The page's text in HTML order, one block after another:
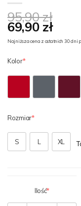
95,90 zł
69,90 zł
Najniższa cena z ostatnich 30 dni
Kolor
Rozmiar
S L XL
Ilość